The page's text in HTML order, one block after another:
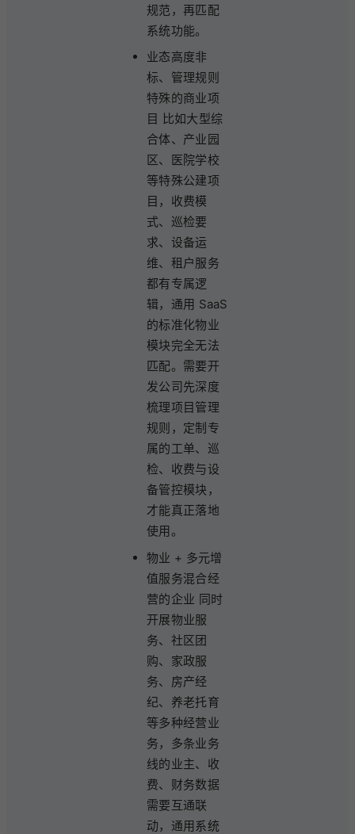
规范，再匹配
系统功能。
业态高度非
标、管理规则
特殊的商业项
目 比如大型综
合体、产业园
区、医院学校
等特殊公建项
目，收费模
式、巡检要
求、设备运
维、租户服务
都有专属逻
辑，通用 SaaS
的标准化物业
模块完全无法
匹配。需要开
发公司先深度
梳理项目管理
规则，定制专
属的工单、巡
检、收费与设
备管控模块，
才能真正落地
使用。
物业 + 多元增
值服务混合经
营的企业 同时
开展物业服
务、社区团
购、家政服
务、房产经
纪、养老托育
等多种经营业
务，多条业务
线的业主、收
费、财务数据
需要互通联
动，通用系统